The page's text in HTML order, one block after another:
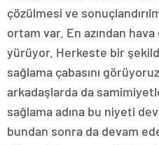
çözülmesi ve
ortam var. En azından
yürüyor. Herkeste bir
sağlama çabasını
arkadaşlarda da
sağlama adına bu niyeti
bundan sonra da devam